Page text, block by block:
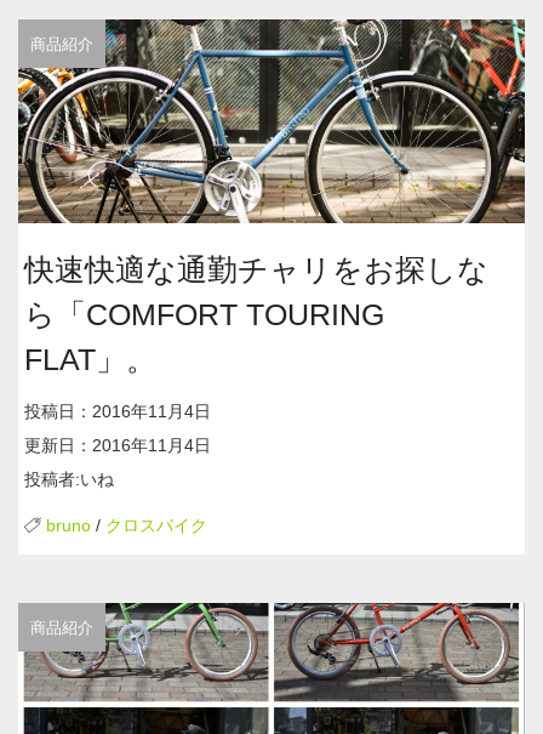
商品紹介
快速快適な通勤チャリをお探しな
ら「COMFORT TOURING
FLAT」。
投稿日：2016年11月4日
更新日：2016年11月4日
投稿者:いね
bruno / クロスバイク
商品紹介